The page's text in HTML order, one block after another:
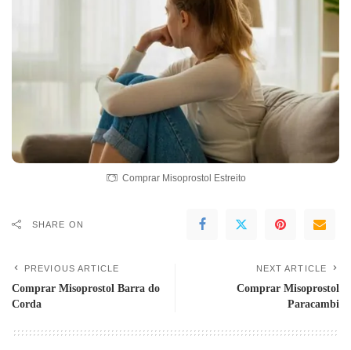
Comprar Misoprostol Estreito
SHARE ON
PREVIOUS ARTICLE
Comprar Misoprostol Barra do
Corda
NEXT ARTICLE
Comprar Misoprostol
Paracambi